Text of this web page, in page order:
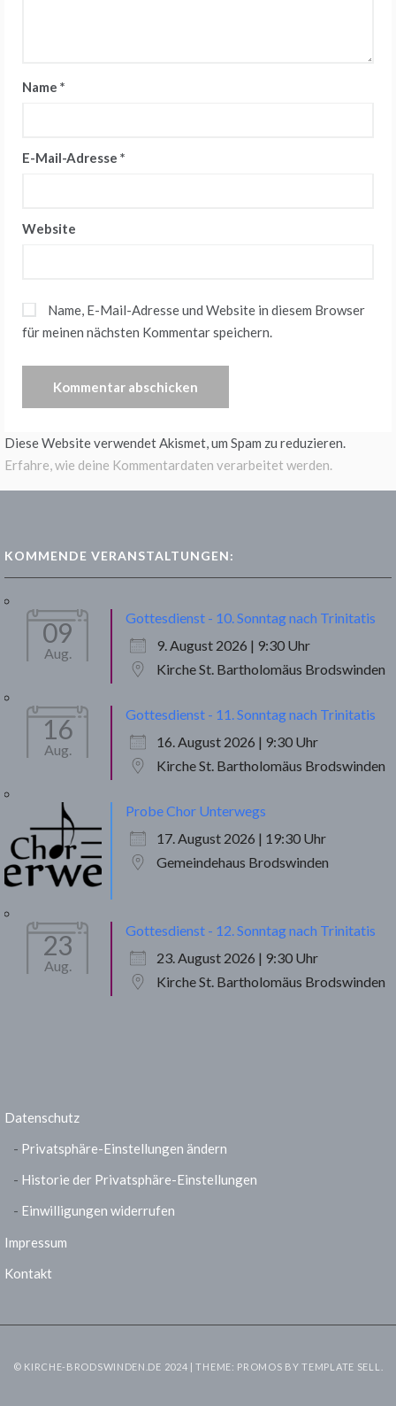
Name *
E-Mail-Adresse *
Website
Name, E-Mail-Adresse und Website in diesem Browser
für meinen nächsten Kommentar speichern.
Diese Website verwendet Akismet, um Spam zu reduzieren.
Erfahre, wie deine Kommentardaten verarbeitet werden.
KOMMENDE VERANSTALTUNGEN:
09
Aug.
Gottesdienst - 10. Sonntag nach Trinitatis
9. August 2026 | 9:30 Uhr
Kirche St. Bartholomäus Brodswinden
16
Aug.
Gottesdienst - 11. Sonntag nach Trinitatis
16. August 2026 | 9:30 Uhr
Kirche St. Bartholomäus Brodswinden
Probe Chor Unterwegs
17. August 2026 | 19:30 Uhr
Gemeindehaus Brodswinden
23
Aug.
Gottesdienst - 12. Sonntag nach Trinitatis
23. August 2026 | 9:30 Uhr
Kirche St. Bartholomäus Brodswinden
Datenschutz
Privatsphäre-Einstellungen ändern
Historie der Privatsphäre-Einstellungen
Einwilligungen widerrufen
Impressum
Kontakt
© KIRCHE-BRODSWINDEN.DE 2024 | THEME: PROMOS BYTEMPLATE SELL